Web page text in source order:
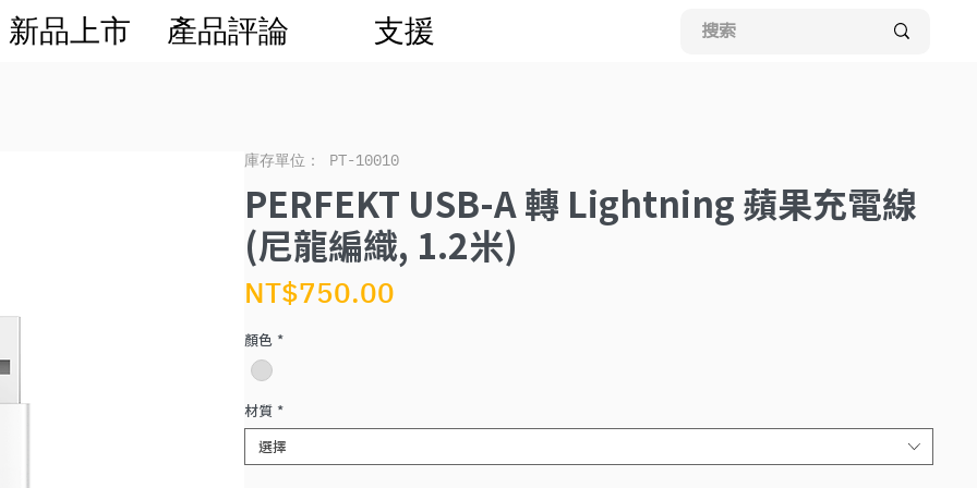
新品上市 產品評論 支援
庫存單位： PT-10010
PERFEKT USB-A 轉 Lightning 蘋果充電線
(尼龍編織, 1.2米)
NT$750.00
顏色 *
材質 *
選擇